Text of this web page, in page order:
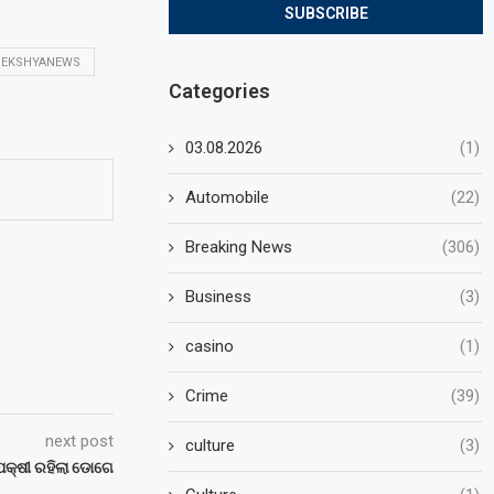
next post
ରହିଲା ଡୋଗେ
Categories
03.08.2026 (1)
Automobile (22)
Breaking News (306)
Business (3)
casino (1)
Crime (39)
culture (3)